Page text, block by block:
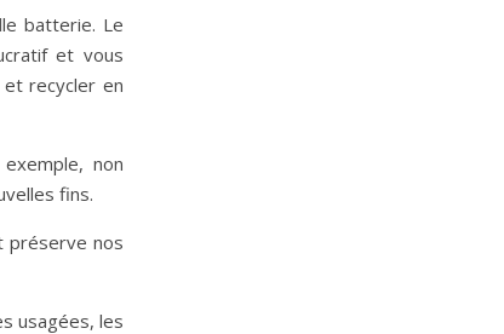
batterie. Le
et vous
recycler en
non
fins.
préserve nos
usagées, les